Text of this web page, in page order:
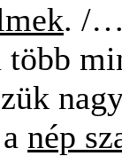
. /
több
nép